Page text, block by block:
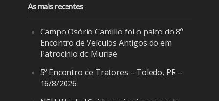
As mais recentes
Campo Osório Cardilio foi o palco do 8º
Encontro de Veículos Antigos do em
Patrocínio do Muriaé
5º Encontro de Tratores – Toledo, PR –
16/8/2026